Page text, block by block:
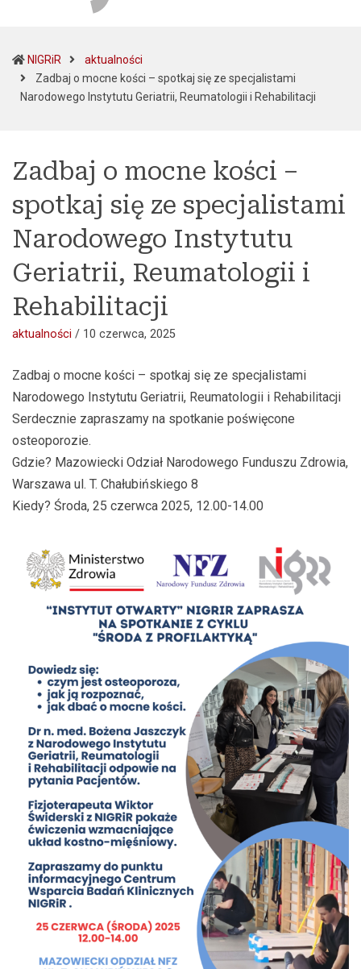
NIGRiR
aktualności
Zadbaj o mocne kości – spotkaj się ze specjalistami
Narodowego Instytutu Geriatrii, Reumatologii i Rehabilitacji
Zadbaj o mocne kości –
spotkaj się ze specjalistami
Narodowego Instytutu
Geriatrii, Reumatologii i
Rehabilitacji
aktualności / 10 czerwca, 2025
Zadbaj o mocne kości – spotkaj się ze specjalistami
Narodowego Instytutu Geriatrii, Reumatologii i Rehabilitacji
Serdecznie zapraszamy na spotkanie poświęcone
osteoporozie.
Gdzie? Mazowiecki Odział Narodowego Funduszu Zdrowia,
Warszawa ul. T. Chałubińskiego 8
Kiedy? Środa, 25 czerwca 2025, 12.00-14.00